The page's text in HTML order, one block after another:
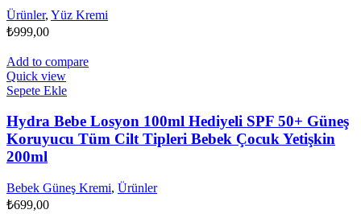
Ürünler, Yüz Kremi
₺999,00
Add to compare
Quick view
Sepete Ekle
Hydra Bebe Losyon 100ml Hediyeli SPF 50+ Güneş
Koruyucu Tüm Cilt Tipleri Bebek Çocuk Yetişkin
200ml
Bebek Güneş Kremi, Ürünler
₺699,00